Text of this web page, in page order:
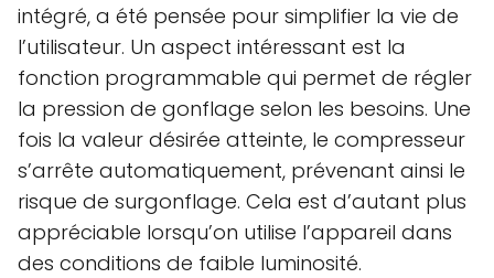
intégré, a été pensée pour simplifier la vie de
l’utilisateur. Un aspect intéressant est la
fonction programmable qui permet de régler
la pression de gonflage selon les besoins. Une
fois la valeur désirée atteinte, le compresseur
s’arrête automatiquement, prévenant ainsi le
risque de surgonflage. Cela est d’autant plus
appréciable lorsqu’on utilise l’appareil dans
des conditions de faible luminosité.